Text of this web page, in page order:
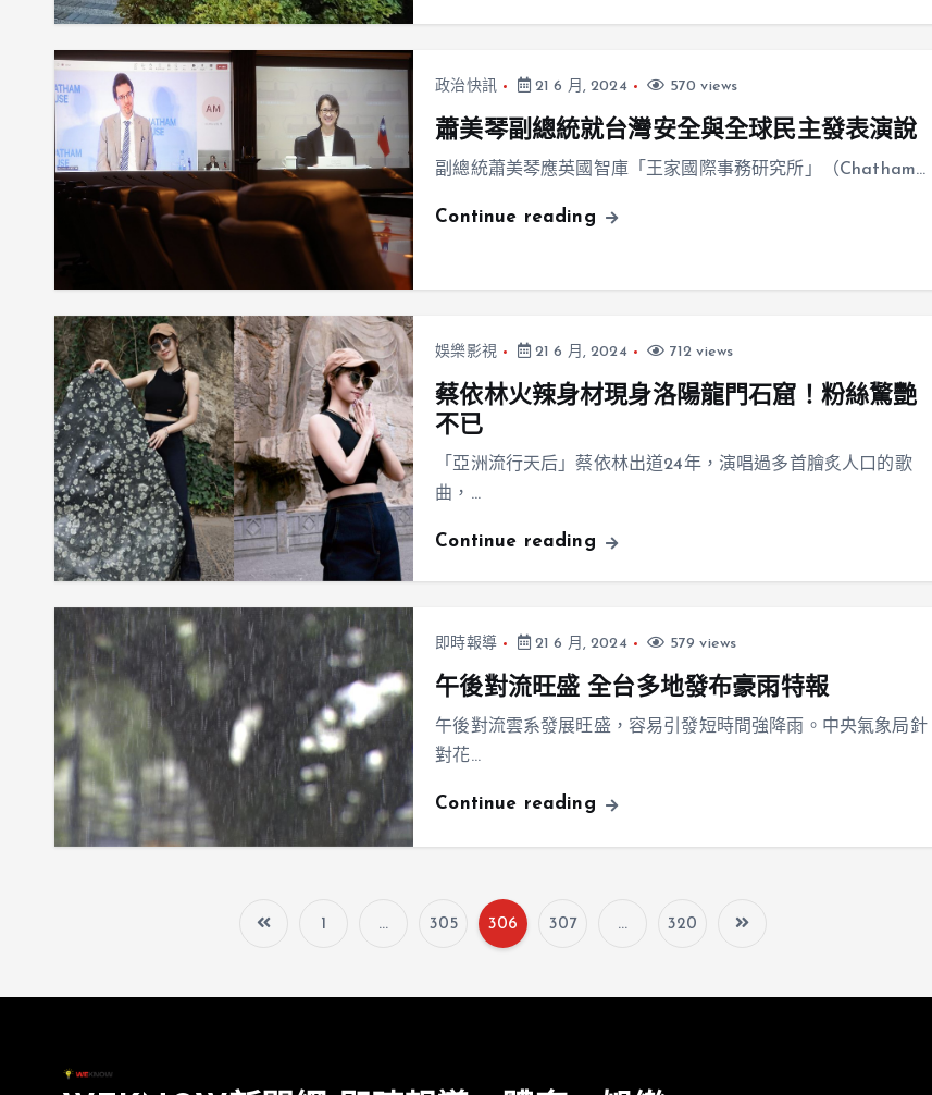
政治快訊 21 6 月, 2024 570 views
蕭美琴副總統就台灣安全與全球民主發表演說
副總統蕭美琴應英國智庫「王家國際事務研究所」（Chatham…
Continue reading
娛樂影視 21 6 月, 2024 712 views
蔡依林火辣身材現身洛陽龍門石窟！粉絲驚艷
不已
「亞洲流行天后」蔡依林出道24年，演唱過多首膾炙人口的歌
曲，…
Continue reading
即時報導 21 6 月, 2024 579 views
午後對流旺盛 全台多地發布豪雨特報
午後對流雲系發展旺盛，容易引發短時間強降雨。中央氣象局針
對花…
Continue reading
1 ... 305 306 307 ... 320